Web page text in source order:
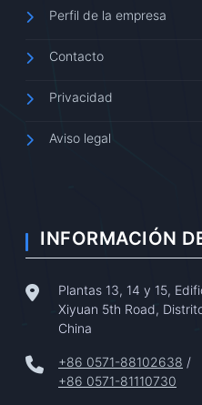
Perfil de la empresa
Contacto
Privacidad
Aviso legal
INFORMACIÓN
Plantas 13, 14 y 15,
Xiyuan 5th Road,
China
+86 0571-88102638 /
+86 0571-81110730